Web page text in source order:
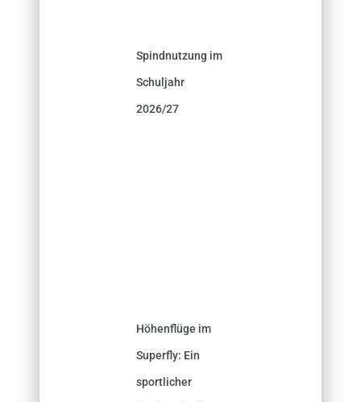
Spindnutzung im
Schuljahr
2026/27
Höhenflüge im
Superfly: Ein
sportlicher